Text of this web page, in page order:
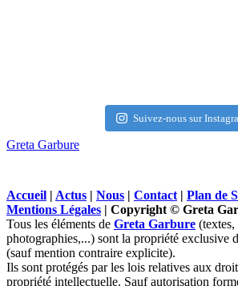
Suivez-nous sur
Greta Garbure
Accueil Actus Nous Contact| Plan de
Mentions Légales | Copyright © Greta
Tous les éléments de Greta Garbure (textes,
photographies,...) sont la propriété exclusive
(sauf mention contraire explicite).
Ils sont protégés par les lois relatives aux
propriété intellectuelle. Sauf autorisation